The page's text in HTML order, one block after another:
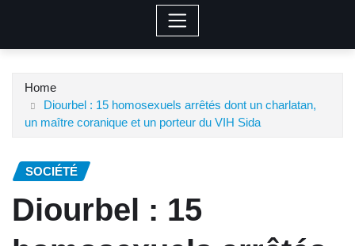
Home
Diourbel : 15 homosexuels arrêtés dont un charlatan,
un maître coranique et un porteur du VIH Sida
SOCIÉTÉ
Diourbel : 15